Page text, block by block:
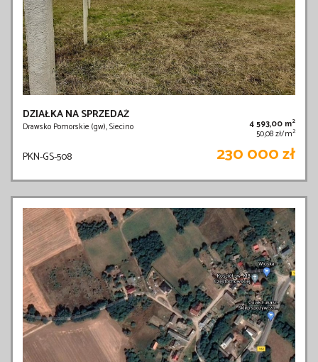
DZIAŁKA NA SPRZEDAŻ
Drawsko Pomorskie (gw), Siecino 4 593,00 m2
50,08 zł/m2
PKN-GS-508 230 000 zł